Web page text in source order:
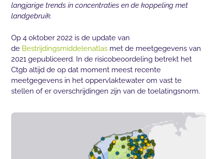
langjarige trends in concentraties en de koppeling met
landgebruik.
Op 4 oktober 2022 is de update van
de Bestrijdingsmiddelenatlasmet de meetgegevens van
2021 gepubliceerd. In de risicobeoordeling betrekt het
Ctgb altijd de op dat moment meest recente
meetgegevens in het oppervlaktewater om vast te
stellen of er overschrijdingen zijn van de toelatingsnorm.